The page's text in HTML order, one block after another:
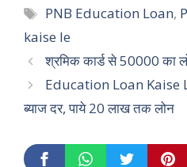
Tags
PNB Education Loan,
kaise le
श्रमिक कार्ड से 50000 का
Education Loan Kaise
ब्याज दर, पाये 20 लाख तक लोन